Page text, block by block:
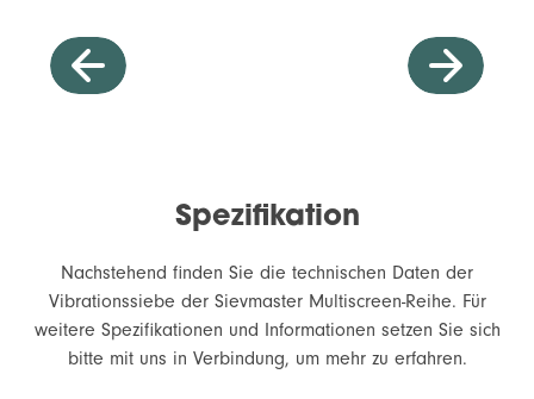
Spezifikation
Nachstehend finden Sie die technischen Daten der
Vibrationssiebe der Sievmaster Multiscreen-Reihe. Für
weitere Spezifikationen und Informationen setzen Sie sich
bitte mit uns in Verbindung, um mehr zu erfahren.